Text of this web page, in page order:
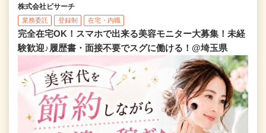
株式会社ビサーチ
業務委託 登録制 在宅・内職
完全在宅OK！スマホで出来る美容モニター大募集！未経
験歓迎♪履歴書・面接不要でスグに働ける！@埼玉県